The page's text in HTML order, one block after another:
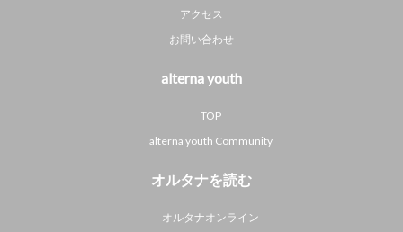
アクセス
お問い合わせ
alterna youth
TOP
alterna youth Community
オルタナを読む
オルタナオンライン